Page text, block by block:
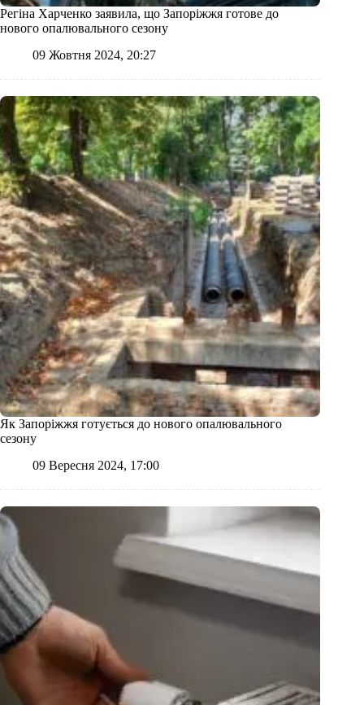
Регіна Харченко заявила, що Запоріжжя готове до
нового опалювального сезону
09 Жовтня 2024, 20:27
Як Запоріжжя готується до нового опалювального
сезону
09 Вересня 2024, 17:00